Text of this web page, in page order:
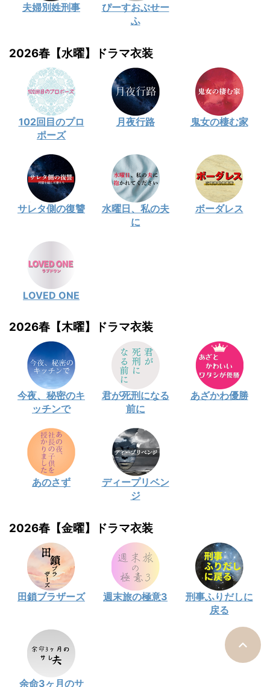
夫婦別姓刑事
ぴーすおぶせー
ふ
2026春【水曜】ドラマ衣装
102回目のプロ
ポーズ
月夜行路 鬼女の棲む家
サレタ側の復讐
水曜日、私の夫
に
ボーダレス
LOVED ONE
2026春【木曜】ドラマ衣装
今夜、秘密のキ
ッチンで
君が死刑になる
前に
あざかわ優勝
あのさず
ディープリベン
ジ
2026春【金曜】ドラマ衣装
田鎖ブラザーズ 週末旅の極意3
刑事ふりだしに
戻る
余命3ヶ月のサ